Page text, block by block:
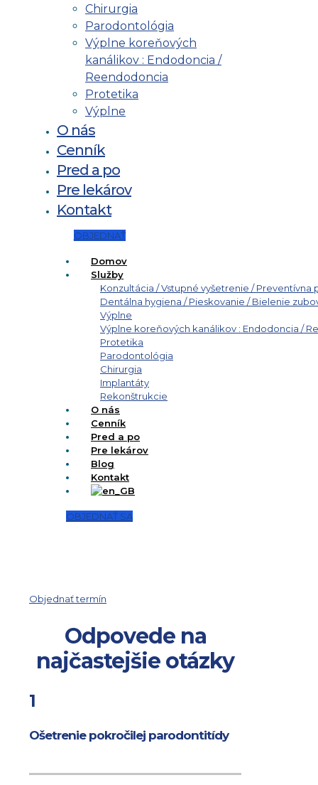
Chirurgia
Parodontológia
Výplne koreňových
kanálikov : Endodoncia /
Reendodoncia
Protetika
Výplne
O nás
Cenník
Pred a po
Pre lekárov
Kontakt
OBJEDNAŤ
Domov
Služby
Konzultácia / Vstupné vyšetrenie / Preventívna
Dentálna hygiena / Pieskovanie / Bielenie
Výplne
Výplne koreňových kanálikov : Endodoncia /
Protetika
Parodontológia
Chirurgia
Implantáty
Rekonštrukcie
O nás
Cenník
Pred a po
Pre lekárov
Blog
Kontakt
OBJEDNAŤ SA
Objednať termín
Odpovede na
najčastejšie otázky
1
Ošetrenie pokročilej parodontitídy